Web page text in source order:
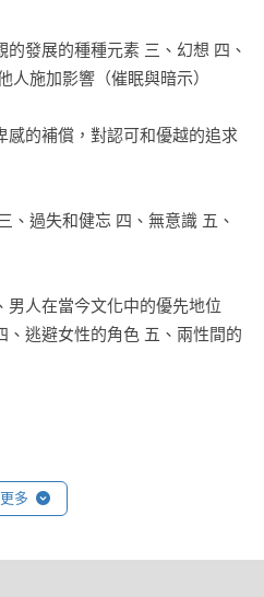
與生活方式，以及決定個人命
界的最強大的刺激，都是來自
們要謙卑地認識人性，就如同
學生在學習如何去了解一個人
察、聽、思考（Observing,
才能提出假設，勿輕易下論
缺乏人性知識，在人際關係與
和情緒，因此若我們越能理解
成的問題，而有更好的生活。
理學，也可說是心理病理的教
的特質，才能了解外顯的病
心理組主任
自獨特的生命？
理學家，我由衷推薦本書給
己、了解別人，阿德勒的著作
發展的種種元素 三、幻想 四、
人施加影響（催眠與暗示）
感的補償，對認可和優越的追求
、過失和健忘 四、無意識 五、
男人在當今文化中的優先地位
、逃避女性的角色 五、兩性間的
群情感對性格發展的意義 三、性
多